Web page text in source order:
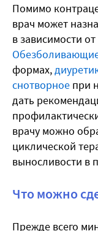
Помимо
врач может
в зависимости
формах,
снотворное при
дать
врачу можно
циклической
выносливости в
Что можно
Прежде всего